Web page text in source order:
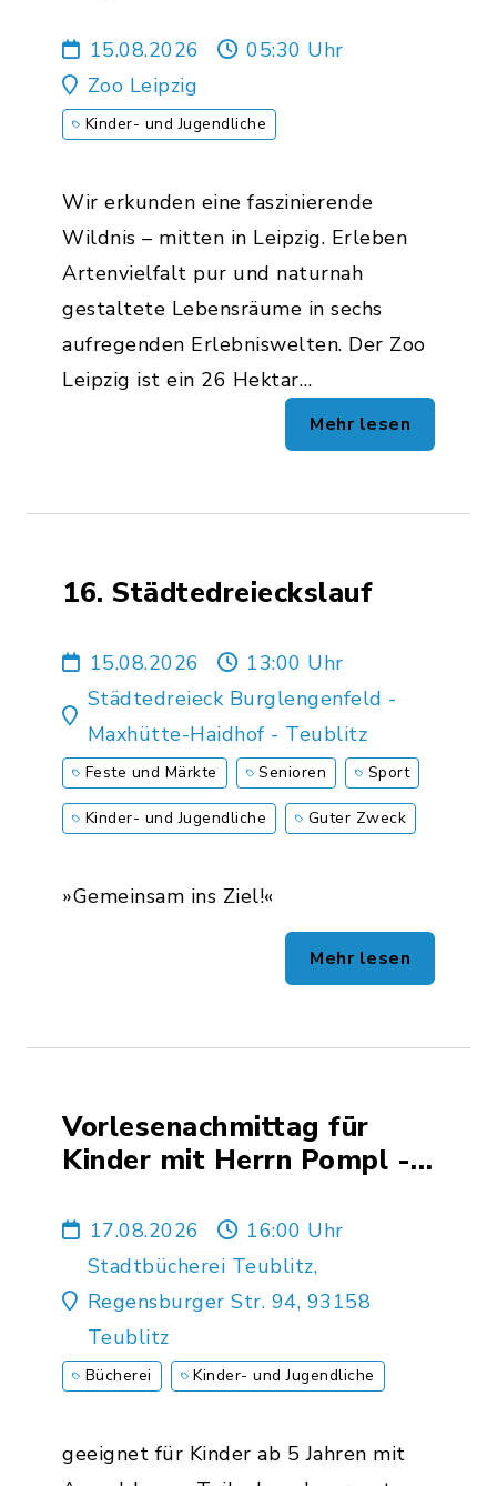
15.08.2026
05:30 Uhr
Zoo Leipzig
Kinder- und Jugendliche
Wir erkunden eine faszinierende
Wildnis – mitten in Leipzig. Erleben
Artenvielfalt pur und naturnah
gestaltete Lebensräume in sechs
aufregenden Erlebniswelten. Der Zoo
Leipzig ist ein 26 Hektar…
Mehr lesen
16. Städtedreieckslauf
15.08.2026
13:00 Uhr
Städtedreieck Burglengenfeld -
Maxhütte-Haidhof - Teublitz
Feste und Märkte Senioren Sport
Kinder- und Jugendliche Guter Zweck
»Gemeinsam ins Ziel!«
Mehr lesen
Vorlesenachmittag für
Kinder mit Herrn Pompl -
17.08.2026
16:00 Uhr
Stadtbücherei Teublitz,
Regensburger Str. 94, 93158
Teublitz
Bücherei Kinder- und Jugendliche
geeignet für Kinder ab 5 Jahren mit